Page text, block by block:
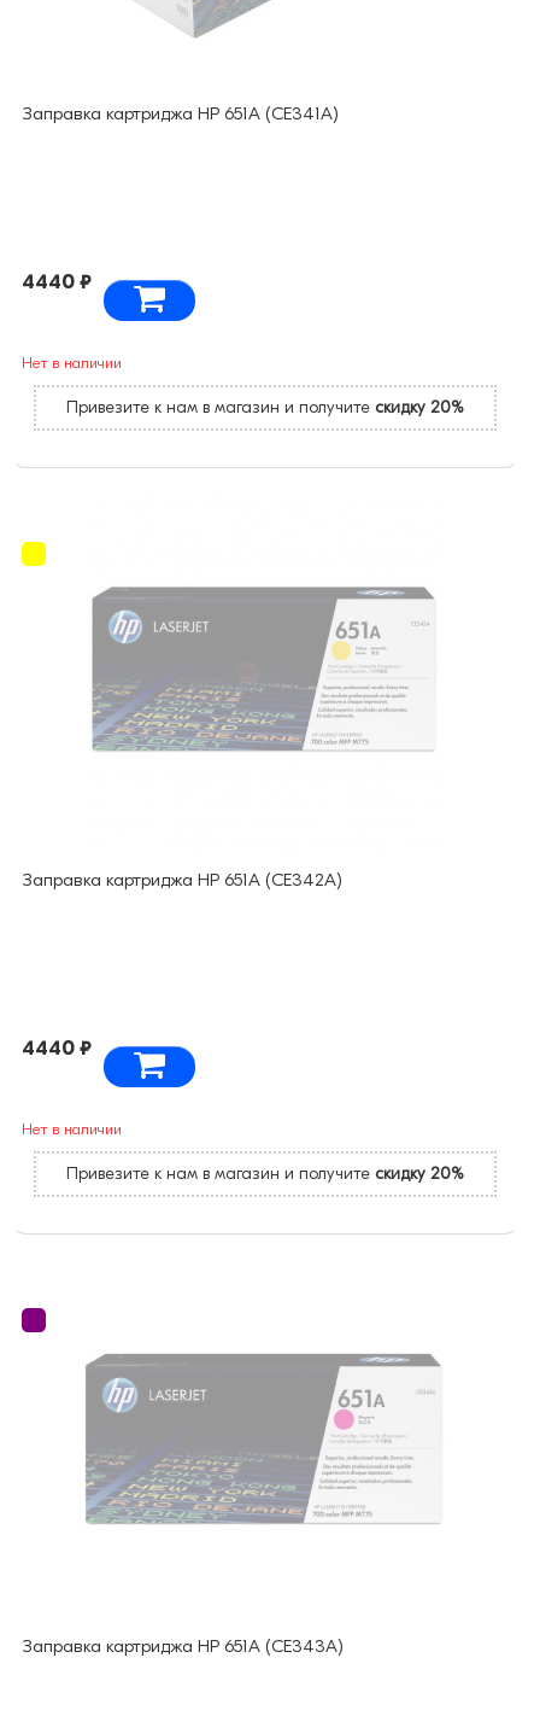
Заправка картриджа HP 651А (CE341A)
4440 ₽
Нет в наличии
Привезите к нам в магазин и получите скидку 20%
Заправка картриджа HP 651А (CE342A)
4440 ₽
Нет в наличии
Привезите к нам в магазин и получите скидку 20%
Заправка картриджа HP 651А (CE343A)